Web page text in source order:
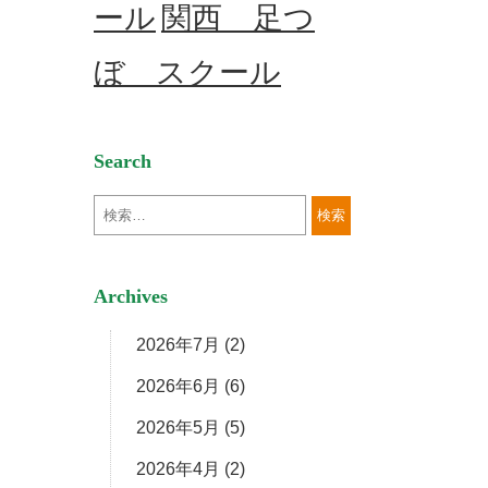
ール 関西 足つ
ぼ スクール
Search
Archives
2026年7月 (2)
2026年6月 (6)
2026年5月 (5)
2026年4月 (2)